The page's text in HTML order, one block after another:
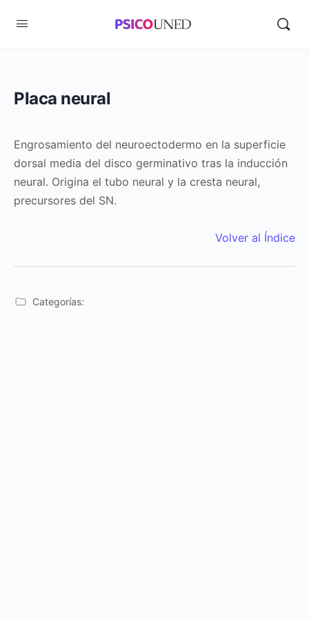
Placa neural
Engrosamiento del neuroectodermo en la superficie
dorsal media del disco germinativo tras la inducción
neural. Origina el tubo neural y la cresta neural,
precursores del SN.
Volver al Índice
Categorías: